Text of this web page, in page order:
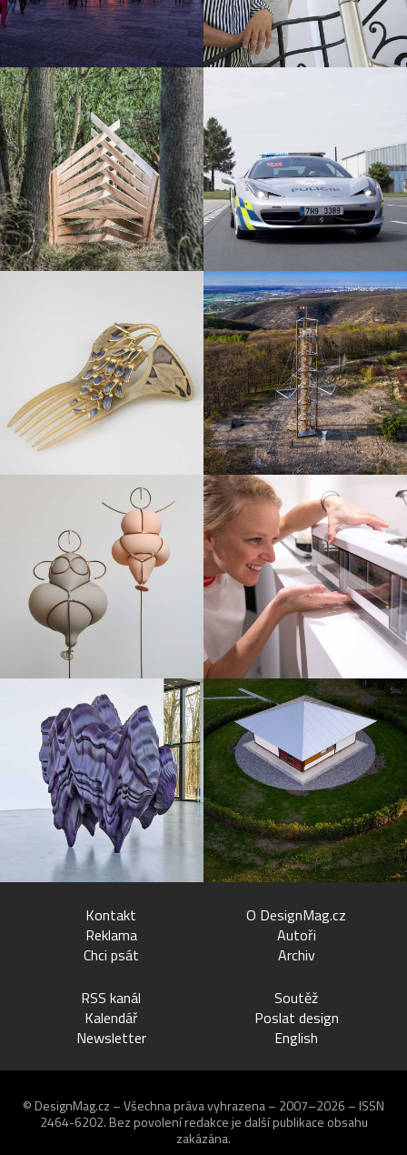
Kontakt
Reklama
Chci psát
O DesignMag.cz
Autoři
Archiv
RSS kanál
Kalendář
Newsletter
Soutěž
Poslat design
English
© DesignMag.cz – Všechna práva vyhrazena – 2007–2026 – ISSN
2464-6202. Bez povolení redakce je další publikace obsahu
zakázána.